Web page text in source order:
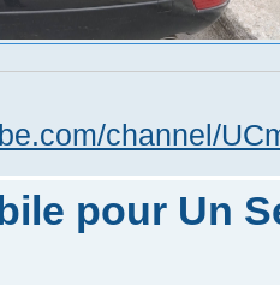
channel/
pour Un